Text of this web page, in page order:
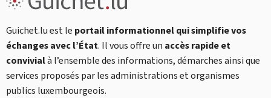
Guichet.lu est le portail informationnel qui simplifie vos
échanges avec l’État. Il vous offre un accès rapide et
convivialà l’ensemble des informations, démarches ainsi que
services proposés par les administrations et organismes
publics luxembourgeois.